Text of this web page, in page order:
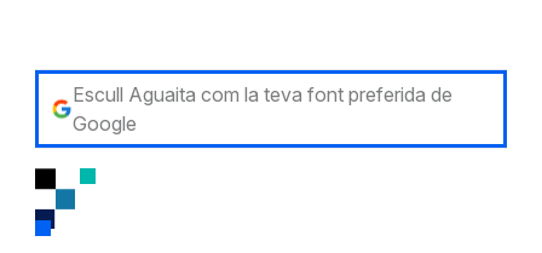
Escull Aguaita com la teva font preferida de
Google